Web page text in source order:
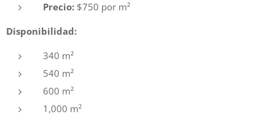
Precio: $750 por m²
Disponibilidad:
340 m²
540 m²
600 m²
1,000 m²